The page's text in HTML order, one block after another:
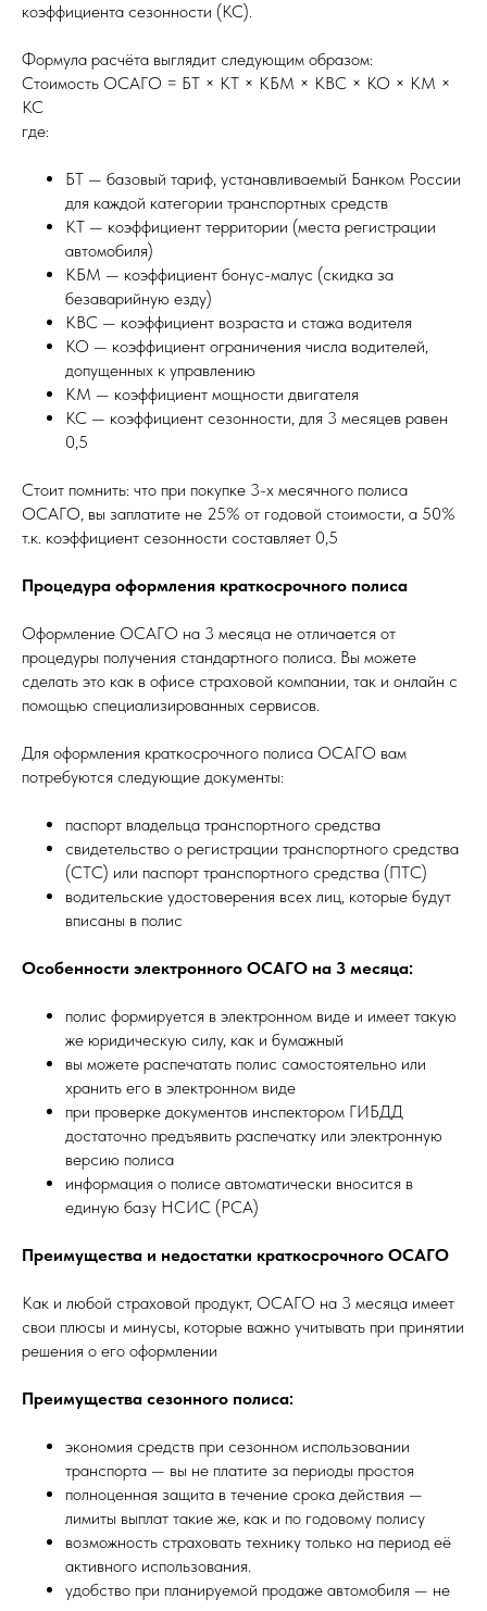
коэффициента сезонности (КС).
Формула расчёта выглядит следующим образом:
Стоимость ОСАГО = БТ × КТ × КБМ × КВС × КО × КМ ×
КС
где:
БТ — базовый тариф, устанавливаемый Банком России
для каждой категории транспортных средств
КТ — коэффициент территории (места регистрации
автомобиля)
КБМ — коэффициент бонус-малус (скидка за
безаварийную езду)
КВС — коэффициент возраста и стажа водителя
КО — коэффициент ограничения числа водителей,
допущенных к управлению
КМ — коэффициент мощности двигателя
КС — коэффициент сезонности, для 3 месяцев равен
0,5
Стоит помнить: что при покупке 3-х месячного полиса
ОСАГО, вы заплатите не 25% от годовой стоимости, а 50%
т.к. коэффициент сезонности составляет 0,5
Процедура оформления краткосрочного полиса
Оформление ОСАГО на 3 месяца не отличается от
процедуры получения стандартного полиса. Вы можете
сделать это как в офисе страховой компании, так и онлайн с
помощью специализированных сервисов.
Для оформления краткосрочного полиса ОСАГО вам
потребуются следующие документы:
паспорт владельца транспортного средства
свидетельство о регистрации транспортного средства
(СТС) или паспорт транспортного средства (ПТС)
водительские удостоверения всех лиц, которые будут
вписаны в полис
Особенности электронного ОСАГО на 3 месяца:
полис формируется в электронном виде и имеет такую
же юридическую силу, как и бумажный
вы можете распечатать полис самостоятельно или
хранить его в электронном виде
при проверке документов инспектором ГИБДД
достаточно предъявить распечатку или электронную
версию полиса
информация о полисе автоматически вносится в
единую базу НСИС (РСА)
Преимущества и недостатки краткосрочного ОСАГО
Как и любой страховой продукт, ОСАГО на 3 месяца имеет
свои плюсы и минусы, которые важно учитывать при принятии
решения о его оформлении
Преимущества сезонного полиса:
экономия средств при сезонном использовании
транспорта — вы не платите за периоды простоя
полноценная защита в течение срока действия —
лимиты выплат такие же, как и по годовому полису
возможность страховать технику только на период её
активного использования.
удобство при планируемой продаже автомобиля — не